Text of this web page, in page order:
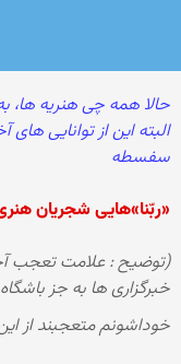
حالا همه چی هنریه ها،
البته این از توانایی
سفسطه
«ربّنا»هایى شجریان
(توضیح : علامت تعجب
خبرگزاری ها به جز
خوداشونم متعجبند از